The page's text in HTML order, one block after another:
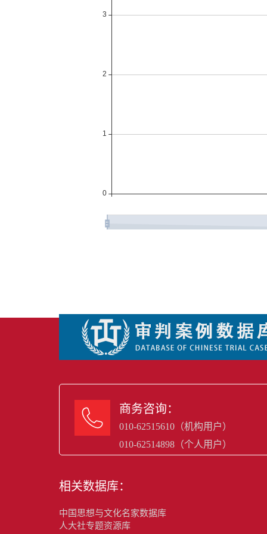
 商务咨询：
010-62515610（机构用户）
010-62514898（个人用户）
相关数据库：
中国思想与文化名家数据库
人大社专题资源库